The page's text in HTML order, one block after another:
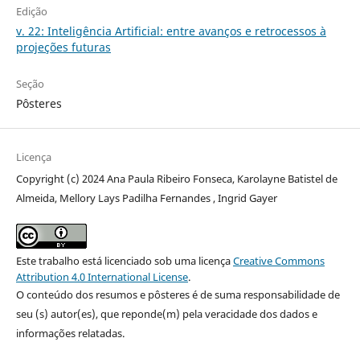
Edição
v. 22: Inteligência Artificial: entre avanços e retrocessos à
projeções futuras
Seção
Pôsteres
Licença
Copyright (c) 2024 Ana Paula Ribeiro Fonseca, Karolayne Batistel de
Almeida, Mellory Lays Padilha Fernandes , Ingrid Gayer
Este trabalho está licenciado sob uma licençaCreative Commons
Attribution 4.0 International License.
O conteúdo dos resumos e pôsteres é de suma responsabilidade de
seu (s) autor(es), que reponde(m) pela veracidade dos dados e
informações relatadas.